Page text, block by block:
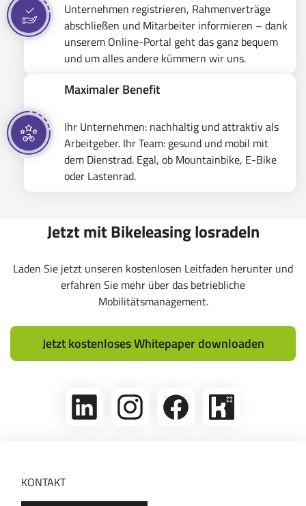
Unternehmen registrieren, Rahmenverträge
abschließen und Mitarbeiter informieren – dank
unserem Online-Portal geht das ganz bequem
und um alles andere kümmern wir uns.
Maximaler Benefit
Ihr Unternehmen: nachhaltig und attraktiv als
Arbeitgeber. Ihr Team: gesund und mobil mit
dem Dienstrad. Egal, ob Mountainbike, E-Bike
oder Lastenrad.
Jetzt mit Bikeleasing losradeln
Laden Sie jetzt unseren kostenlosen Leitfaden herunter und
erfahren Sie mehr über das betriebliche
Mobilitätsmanagement.
Jetzt kostenloses Whitepaper downloaden
linkedin
Folge
uns
Folge
uns
Bikeleasing
auf
KONTAKT